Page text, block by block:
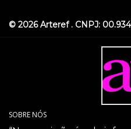
© 2026 Arteref . CNPJ:
SOBRE NÓS